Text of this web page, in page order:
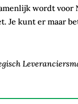
wordt voor
Je kunt er maar